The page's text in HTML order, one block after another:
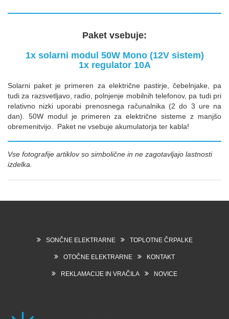
Paket vsebuje:
1x solarni modul 50W Mono (12V sistem)
1x regulator 10A
Solarni paket je primeren za električne pastirje, čebelnjake, pa
tudi za razsvetljavo, radio, polnjenje mobilnih telefonov, pa tudi pri
relativno nizki uporabi prenosnega računalnika (2 do 3 ure na
dan). 50W modul je primeren za električne sisteme z manjšo
obremenitvijo. Paket ne vsebuje akumulatorja ter kabla!
Vse fotografije artiklov so simbolične in ne zagotavljajo lastnosti
izdelka.
SONČNE ELEKTRARNE TOPLOTNE ČRPALKE
OTOČNE ELEKTRARNE KONTAKT
REKLAMACIJE IN VRAČILA NOVICE